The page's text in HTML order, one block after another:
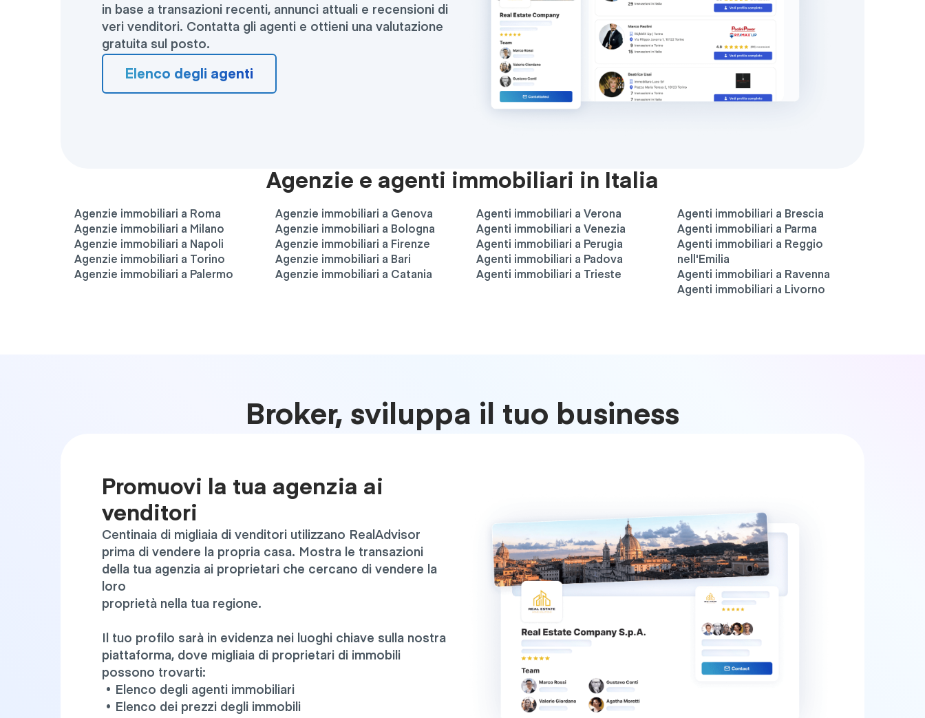
in base a transazioni recenti, annunci attuali e recensioni di
veri venditori. Contatta gli agenti e ottieni una valutazione
gratuita sul posto.
Elenco degli agenti
Agenzie e agenti immobiliari in Italia
Agenzie immobiliari a Roma
Agenzie immobiliari a Milano
Agenzie immobiliari a Napoli
Agenzie immobiliari a Torino
Agenzie immobiliari a Palermo
Agenzie immobiliari a Genova
Agenzie immobiliari a Bologna
Agenzie immobiliari a Firenze
Agenzie immobiliari a Bari
Agenzie immobiliari a Catania
Agenti immobiliari a Verona
Agenti immobiliari a Venezia
Agenti immobiliari a Perugia
Agenti immobiliari a Padova
Agenti immobiliari a Trieste
Agenti immobiliari a Brescia
Agenti immobiliari a Parma
Agenti immobiliari a Reggio
nell'Emilia
Agenti immobiliari a Ravenna
Agenti immobiliari a Livorno
Broker, sviluppa il tuo business
Promuovi la tua agenzia ai
venditori
Centinaia di migliaia di venditori utilizzano RealAdvisor
prima di vendere la propria casa. Mostra le transazioni
della tua agenzia ai proprietari che cercano di vendere la
loro
proprietà nella tua regione.
Il tuo profilo sarà in evidenza nei luoghi chiave sulla nostra
piattaforma, dove migliaia di proprietari di immobili
possono trovarti:
• Elenco degli agenti immobiliari
• Elenco dei prezzi degli immobili